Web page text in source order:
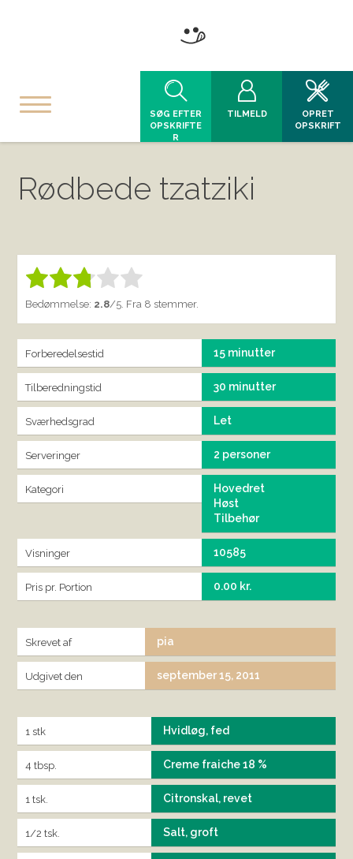
SØG EFTER
OPSKRIFTE
R
TILMELD
OPRET
OPSKRIFT
Rødbede tzatziki
Bedøm denne vare: 1.00
Bedømmelse: 2.8/5. Fra 8 stemmer.
Forberedelsestid 15 minutter
Tilberedningstid 30 minutter
Sværhedsgrad Let
Serveringer 2 personer
Kategori
Hovedret
Høst
Tilbehør
Visninger 10585
Pris pr. Portion 0.00 kr.
Skrevet af pia
Udgivet den september 15, 2011
1 stk Hvidløg, fed
4 tbsp. Creme fraiche 18 %
1 tsk. Citronskal, revet
1/2 tsk. Salt, groft